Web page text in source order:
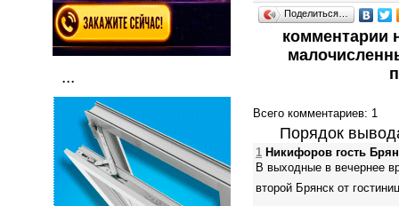
...
Поделиться…
комментарии
Всего комментариев: 1
Порядок
1 Никифоров гость
В выходные в вечернее
второй Брянск от